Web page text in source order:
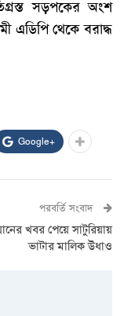
সড়পকের অংশ
এডিপি থেকে বরাদ্ধ
Google+
পরবর্তি সংবাদ
খবর পেয়ে সাটুরিয়ায়
ভাটার মালিক উধাও